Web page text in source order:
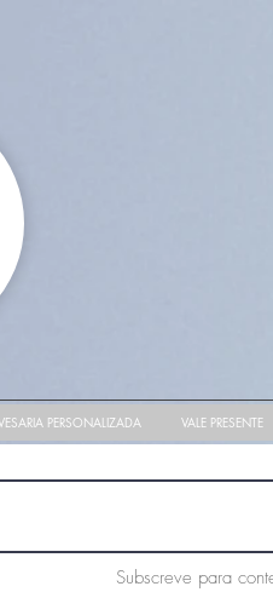
PERSONALIZADA VALE PRESENTE
Subscreve para